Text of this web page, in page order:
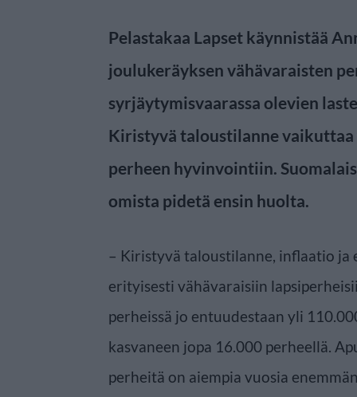
Pelastakaa Lapset käynnistää
joulukeräyksen vähävaraisten
syrjäytymisvaarassa olevien
Kiristyvä taloustilanne vaikuttaa
perheen hyvinvointiin.
omista pidetä ensin huolta.
– Kiristyvä taloustilanne, inflaatio
erityisesti vähävaraisiin
perheissä jo entuudestaan yli
kasvaneen jopa 16.000 perheellä.
perheitä on aiempia vuosia